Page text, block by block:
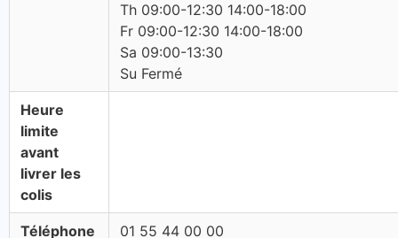
Th 09:00-12:30 14:00-18:00
Fr 09:00-12:30 14:00-18:00
Sa 09:00-13:30
Su Fermé
Heure
limite
avant
livrer les
colis
Téléphone 01 55 44 00 00